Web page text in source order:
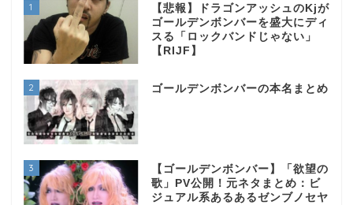
1
【悲報】ドラゴンアッシュのKjが
ゴールデンボンバーを盛大にディ
スる「ロックバンドじゃない」
【RIJF】
2 ゴールデンボンバーの本名まとめ
3
【ゴールデンボンバー】「欲望の
歌」PV公開！元ネタまとめ：ビ
ジュアル系あるあるゼンブノセヤ